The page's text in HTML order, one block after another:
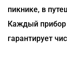
пикнике, в
Каждый прибор
гарантирует